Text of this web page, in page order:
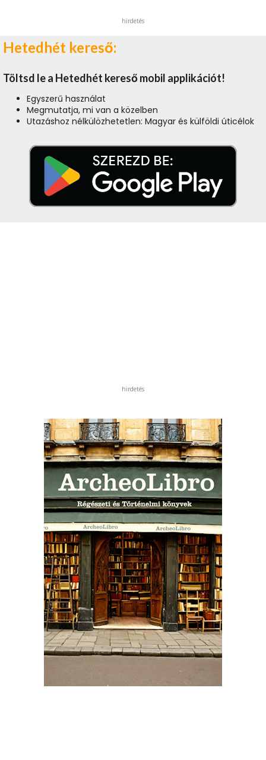
hirdetés
Hetedhét kereső:
Töltsd le a Hetedhét kereső mobil applikációt!
Egyszerű használat
Megmutatja, mi van a közelben
Utazáshoz nélkülözhetetlen: Magyar és külföldi úticélok
hirdetés